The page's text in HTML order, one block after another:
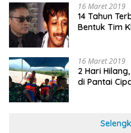
16 Maret 2019
14 Tahun
Bentuk Tim
16 Maret 2019
2 Hari
di Pantai